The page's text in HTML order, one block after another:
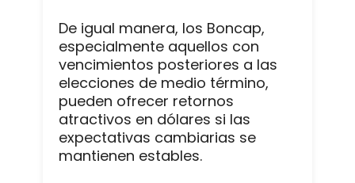
De igual manera, los Boncap,
especialmente aquellos con
vencimientos posteriores a las
elecciones de medio término,
pueden ofrecer retornos
atractivos en dólares si las
expectativas cambiarias se
mantienen estables.